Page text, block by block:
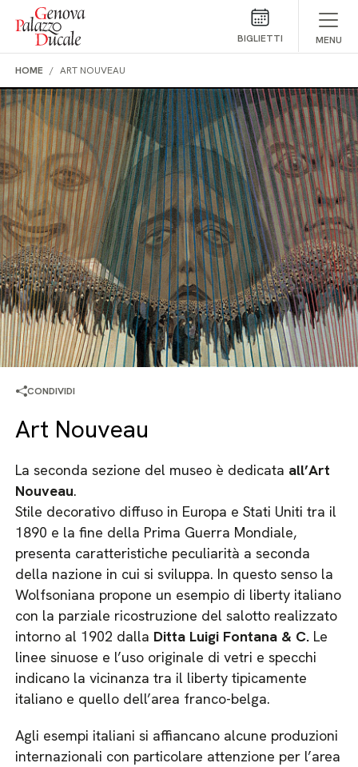
Salta al contenuto
BIGLIETTI MENU
HOME ART NOUVEAU
CONDIVIDI
Art Nouveau
La seconda sezione del museo è dedicata all’Art
Nouveau.
Stile decorativo diffuso in Europa e Stati Uniti tra il
1890 e la fine della Prima Guerra Mondiale,
presenta caratteristiche peculiarità a seconda
della nazione in cui si sviluppa. In questo senso la
Wolfsoniana propone un esempio di liberty italiano
con la parziale ricostruzione del salotto realizzato
intorno al 1902 dalla Ditta Luigi Fontana & C. Le
linee sinuose e l’uso originale di vetri e specchi
indicano la vicinanza tra il liberty tipicamente
italiano e quello dell’area franco-belga.
Agli esempi italiani si affiancano alcune produzioni
internazionali con particolare attenzione per l’area